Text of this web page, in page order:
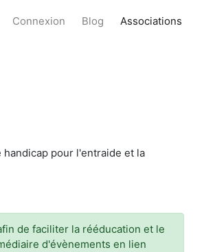
Connexion Blog Associations
pour l'entraide et la
de faciliter la rééducation et le
d'évènements en lien